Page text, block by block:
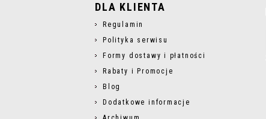
DLA KLIENTA
Regulamin
Polityka serwisu
Formy dostawy i płatności
Rabaty i Promocje
Blog
Dodatkowe informacje